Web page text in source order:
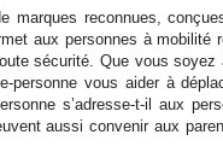
marques reconnues,
aux personnes à mobilité
sécurité. Que vous soyez
personne vous aider à
s’adresse-t-il aux
aussi convenir aux
PLUS D'INFORMATION